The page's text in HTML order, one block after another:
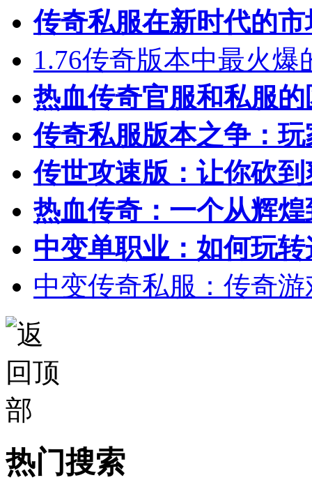
传奇私服在新时代的
1.76传奇版本中最火
热血传奇官服和私服
传奇私服版本之争：
传世攻速版：让你砍
热血传奇：一个从辉
中变单职业：如何玩
中变传奇私服：传奇
热门搜索